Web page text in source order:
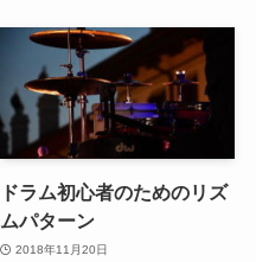
ドラム初心者のためのリズ
ムパターン
2018年11月20日